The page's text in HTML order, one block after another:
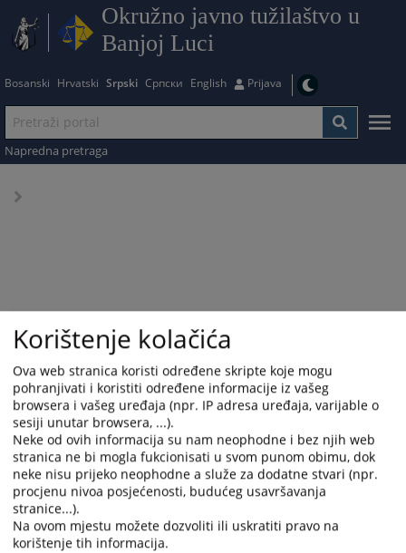
Okružno javno tužilaštvo u
Banjoj Luci
Bosanski Hrvatski Srpski Српски English Prijava
Napredna pretraga
Trenutno nema vijesti
Korištenje kolačića
Ova web stranica koristi određene skripte koje mogu
pohranjivati i koristiti određene informacije iz vašeg
browsera i vašeg uređaja (npr. IP adresa uređaja, varijable o
sesiji unutar browsera, ...).
Neke od ovih informacija su nam neophodne i bez njih web
stranica ne bi mogla fukcionisati u svom punom obimu, dok
neke nisu prijeko neophodne a služe za dodatne stvari (npr.
procjenu nivoa posjećenosti, budućeg usavršavanja
stranice...).
Na ovom mjestu možete dozvoliti ili uskratiti pravo na
korištenje tih informacija.